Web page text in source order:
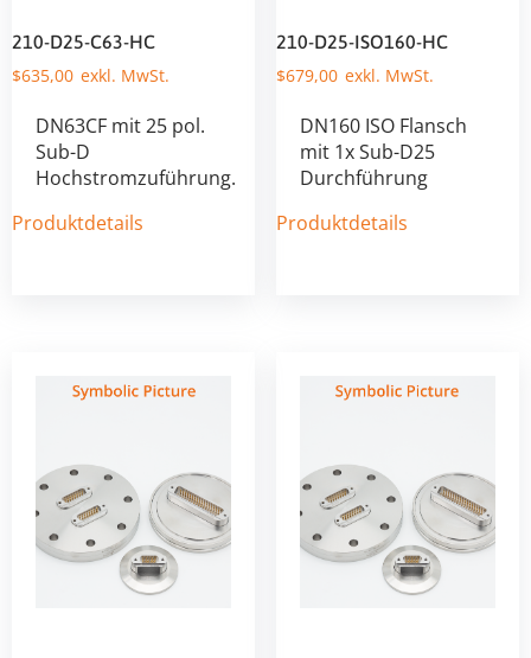
210-D25-C63-HC
$635,00
DN63CF mit 25 pol.
Sub-D
Hochstromzuführung.
Produktdetails
210-D25-ISO160-HC
$679,00
DN160 ISO Flansch
mit 1x Sub-D25
Durchführung
Produktdetails